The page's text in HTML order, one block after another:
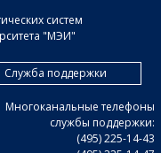
систем
"МЭИ"
Служба поддержки
Многоканальные телефоны
службы поддержки:
(495) 225-14-43